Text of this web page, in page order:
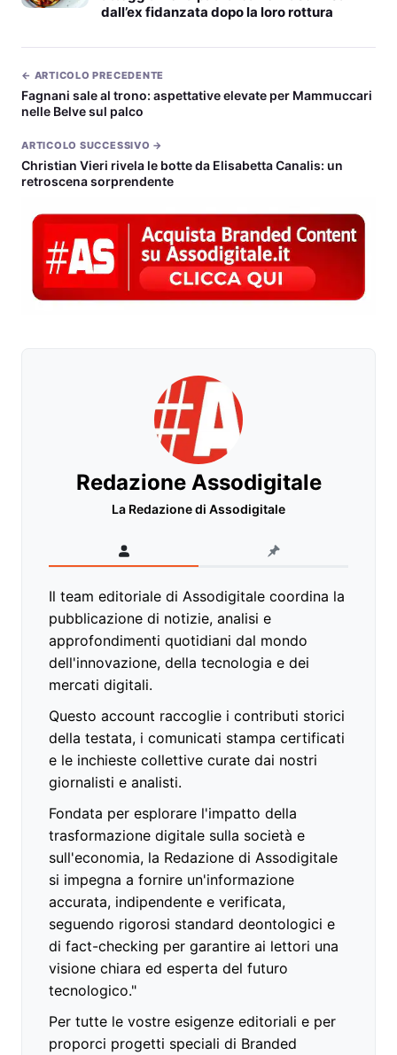
dall’ex fidanzata dopo la loro rottura
← ARTICOLO PRECEDENTE
Fagnani sale al trono: aspettative elevate per Mammuccari
nelle Belve sul palco
ARTICOLO SUCCESSIVO →
Christian Vieri rivela le botte da Elisabetta Canalis: un
retroscena sorprendente
Redazione Assodigitale
La Redazione di Assodigitale
Il team editoriale di Assodigitale coordina la
pubblicazione di notizie, analisi e
approfondimenti quotidiani dal mondo
dell'innovazione, della tecnologia e dei
mercati digitali.
Questo account raccoglie i contributi storici
della testata, i comunicati stampa certificati
e le inchieste collettive curate dai nostri
giornalisti e analisti.
Fondata per esplorare l'impatto della
trasformazione digitale sulla società e
sull'economia, la Redazione di Assodigitale
si impegna a fornire un'informazione
accurata, indipendente e verificata,
seguendo rigorosi standard deontologici e
di fact-checking per garantire ai lettori una
visione chiara ed esperta del futuro
tecnologico."
Per tutte le vostre esigenze editoriali e per
proporci progetti speciali di Branded